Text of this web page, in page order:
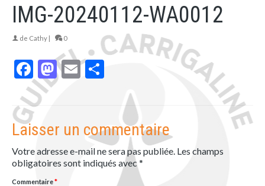
IMG-20240112-WA0012
de Cathy | 0
Facebook
Mastodon
EmailPartager
Laisser un commentaire
Votre adresse e-mail ne sera pas publiée. Les champs
obligatoires sont indiqués avec*
Commentaire*